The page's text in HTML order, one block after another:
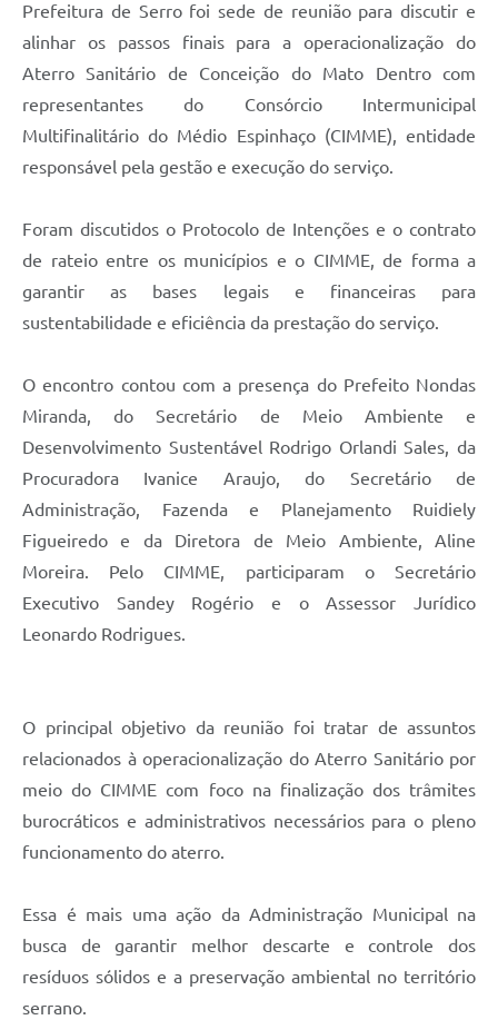
Jornal
Covid -19 em Serro
Galeria de Vídeos
Diário Oficial
Contratos, Convênios e Publicações MROSC
Notícias
Contato
Radar da Transparência Pública
Listagem de Contribuintes Inscritos na Dívida Ativa do
Prefeitura de Serro foi sede de reunião para discutir e
alinhar os passos finais para a operacionalização do
Aterro Sanitário de Conceição do Mato Dentro com
representantes do Consórcio Intermunicipal
Multifinalitário do Médio Espinhaço (CIMME), entidade
responsável pela gestão e execução do serviço.
Foram discutidos o Protocolo de Intenções e o contrato
de rateio entre os municípios e o CIMME, de forma a
garantir as bases legais e financeiras para
sustentabilidade e eficiência da prestação do serviço.
O encontro contou com a presença do Prefeito Nondas
Miranda, do Secretário de Meio Ambiente e
Desenvolvimento Sustentável Rodrigo Orlandi Sales, da
Procuradora Ivanice Araujo, do Secretário de
Administração, Fazenda e Planejamento Ruidiely
Figueiredo e da Diretora de Meio Ambiente, Aline
Moreira. Pelo CIMME, participaram o Secretário
Executivo Sandey Rogério e o Assessor Jurídico
Leonardo Rodrigues.
O principal objetivo da reunião foi tratar de assuntos
relacionados à operacionalização do Aterro Sanitário por
meio do CIMME com foco na finalização dos trâmites
burocráticos e administrativos necessários para o pleno
funcionamento do aterro.
Essa é mais uma ação da Administração Municipal na
busca de garantir melhor descarte e controle dos
resíduos sólidos e a preservação ambiental no território
serrano.